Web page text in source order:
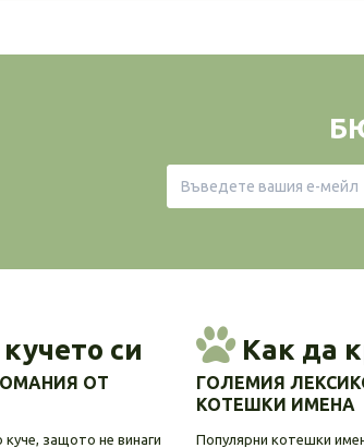
си
ОТ
защото не винаги
Как да
ГОЛЕМИЯ
КОТЕШКИ ИМЕНА
Популярни котешки